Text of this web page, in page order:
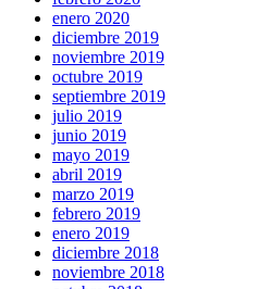
enero 2020
diciembre 2019
noviembre 2019
octubre 2019
septiembre 2019
julio 2019
junio 2019
mayo 2019
abril 2019
marzo 2019
febrero 2019
enero 2019
diciembre 2018
noviembre 2018